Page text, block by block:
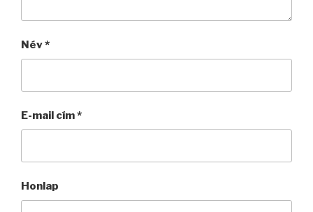
Név*
E-mail cím*
Honlap